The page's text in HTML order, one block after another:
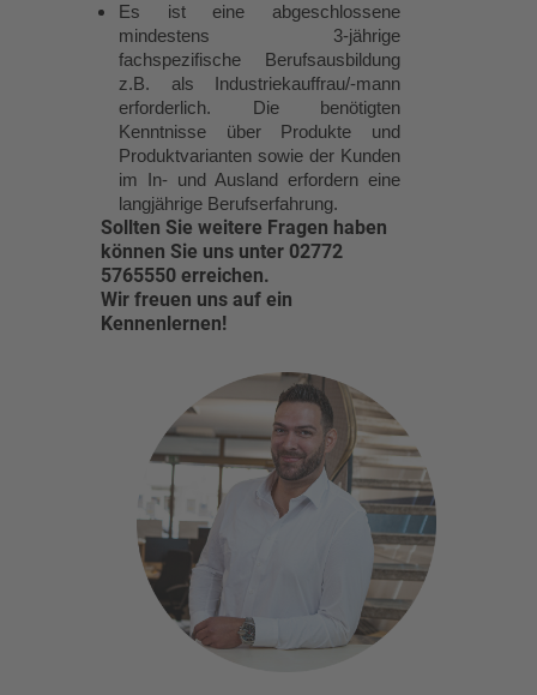
Es ist eine abgeschlossene
mindestens 3-jährige
fachspezifische Berufsausbildung
z.B. als Industriekauffrau/-mann
erforderlich. Die benötigten
Kenntnisse über Produkte und
Produktvarianten sowie der Kunden
im In- und Ausland erfordern eine
langjährige Berufserfahrung.
Sollten Sie weitere Fragen haben
können Sie uns unter 02772
5765550 erreichen.
Wir freuen uns auf ein
Kennenlernen!